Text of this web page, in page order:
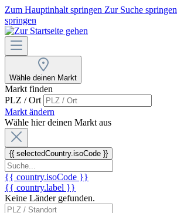
Zum Hauptinhalt springen Zur Suche springen
springen
Wähle deinen Markt
Markt finden
PLZ / Ort
Markt ändern
Wähle hier deinen Markt aus
{{ selectedCountry.isoCode }}
{{ country.isoCode }}
{{ country.label }}
Keine Länder gefunden.